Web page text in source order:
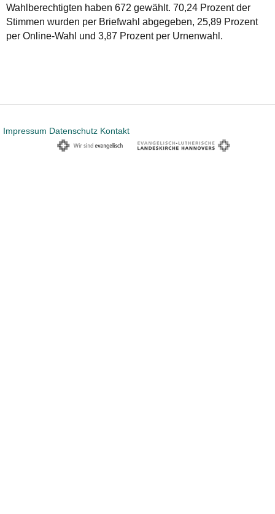
Wahlberechtigten haben 672 gewählt. 70,24 Prozent der
Stimmen wurden per Briefwahl abgegeben, 25,89 Prozent
per Online-Wahl und 3,87 Prozent per Urnenwahl.
Impressum Datenschutz Kontakt